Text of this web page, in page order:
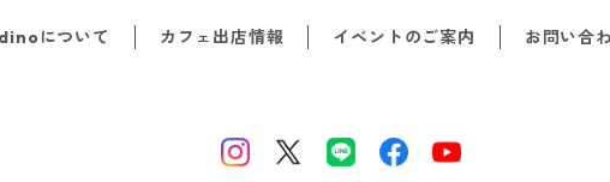
について カフェ出店情報 イベントのご案内 お問い合